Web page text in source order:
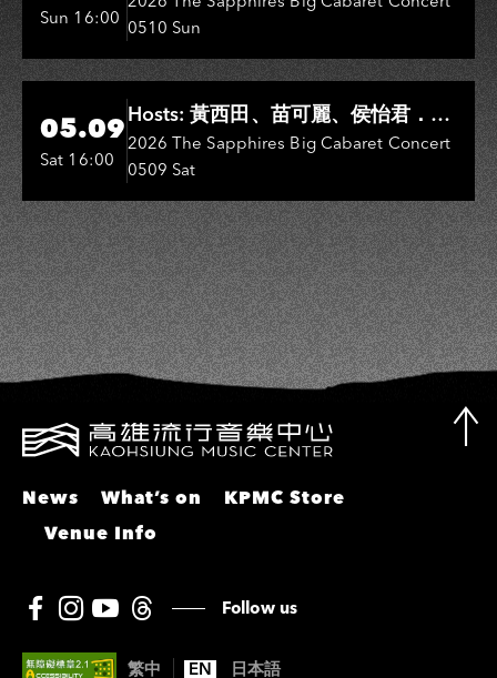
Sun 16:00
敏、王彩樺、王瑞霞、吳淑敏、施文
彬、邵大倫、曹雅雯、陳孟賢、黃露
瑤
0510 Sun
Hi-Ing Music Hall
05.09
Sat 16:00
Hosts: 黃西田、苗可麗、侯怡君．
Entertainers: 葉啟田、鳥來嬤-吳
敏、張秀卿、王彩樺、吳淑敏、施文
彬、邵大倫、曹雅雯、陳孟賢、黃露
瑤
2026 The Sapphires Big Cabaret Concert
0509 Sat
News What’s on
KPMC Store
Venue Info
Follow us
繁中 EN 日本語